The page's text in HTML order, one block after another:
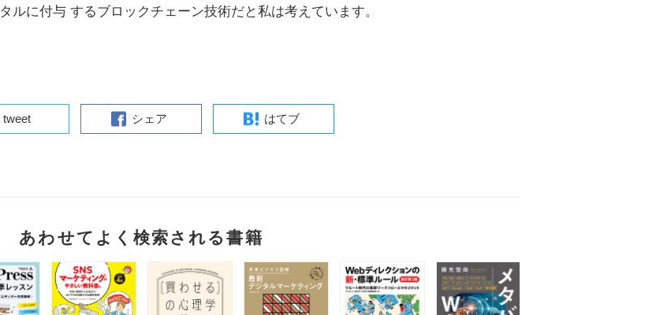
タルに付与 するブロックチェーン技術だと私は考えています。
tweet シェア はてブ
あわせてよく検索される書籍